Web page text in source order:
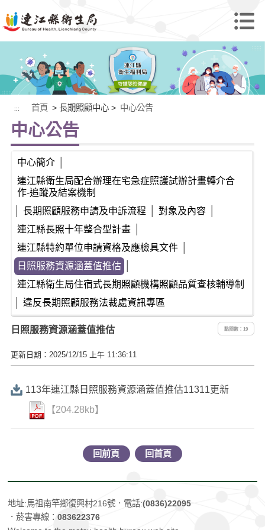
::: 首頁 > 長期照顧中心 > 中心公告
中心公告
中心簡介
連江縣衛生局配合辦理在宅急症照護試辦計畫轉介合
作-追蹤及結案機制
長期照顧服務申請及申訴流程 對象及內容
連江縣長照十年整合型計畫
連江縣特約單位申請資格及應檢具文件
日照服務資源涵蓋值推估
連江縣衛生局住宿式長期照顧機構照顧品質查核輔導制
違反長期照顧服務法裁處資訊專區
日照服務資源涵蓋值推估 點閱數：19
更新日期：2025/12/15 上午 11:36:11
113年連江縣日照服務資源涵蓋值推估11311更新
【204.28kb】
回前頁 回首頁
地址:馬祖南竿鄉復興村216號 ．電話:(0836)22095
．菸害專線：083622376